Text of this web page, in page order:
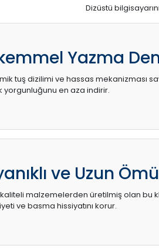
Dizüstü
Yazma
tuş dizilimi ve hassas mekanizması
yorgunluğunu en aza indirir.
ve Uzun
malzemelerden üretilmiş olan bu
ve basma hissiyatını korur.